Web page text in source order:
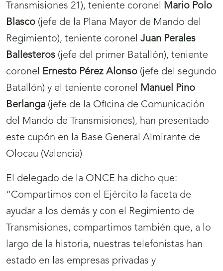
Transmisiones 21), teniente coronel Mario Polo
Blasco (jefe de la Plana Mayor de Mando del
Regimiento), teniente coronel Juan Perales
Ballesteros (jefe del primer Batallón), teniente
coronel Ernesto Pérez Alonso (jefe del segundo
Batallón) y el teniente coronel Manuel Pino
Berlanga (jefe de la Oficina de Comunicación
del Mando de Transmisiones), han presentado
este cupón en la Base General Almirante de
Olocau (Valencia)
El delegado de la ONCE ha dicho que:
“Compartimos con el Ejército la faceta de
ayudar a los demás y con el Regimiento de
Transmisiones, compartimos también que, a lo
largo de la historia, nuestras telefonistas han
estado en las empresas privadas y